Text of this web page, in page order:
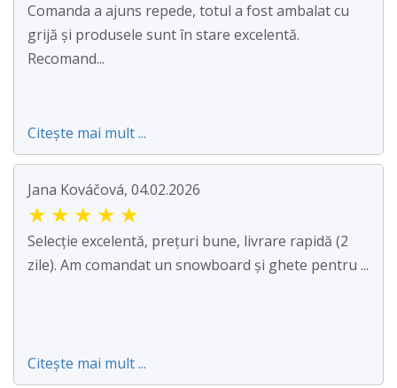
Comanda a ajuns repede, totul a fost ambalat cu
grijă și produsele sunt în stare excelentă.
Recomand...
Citește mai mult ...
Jana Kováčová, 04.02.2026
★ ★ ★ ★ ★
Selecție excelentă, prețuri bune, livrare rapidă (2
zile). Am comandat un snowboard și ghete pentru ...
Citește mai mult ...